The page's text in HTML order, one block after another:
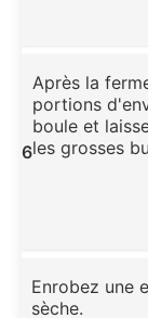
6
Après la
portions
boule et
les grosses
Enrobez une
sèche.